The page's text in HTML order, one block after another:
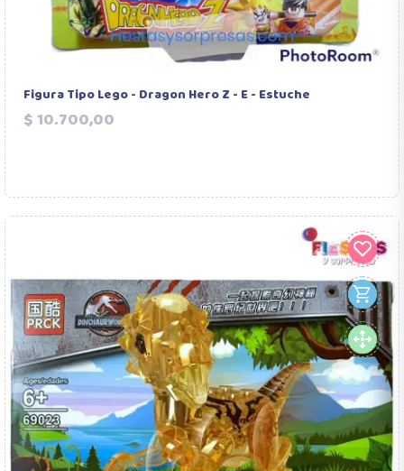
Figura Tipo Lego - Dragon Hero Z - E - Estuche
$ 10.700,00